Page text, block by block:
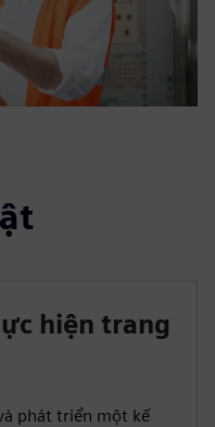
hiện trang
phát triển một kế